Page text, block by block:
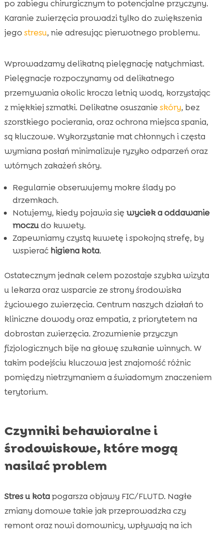
po zabiegu chirurgicznym to potencjalne przyczyny.
Karanie zwierzęcia prowadzi tylko do zwiększenia
jego stresu, nie adresując pierwotnego problemu.
Wprowadzamy delikatną pielęgnację natychmiast.
Pielęgnacje rozpoczynamy od delikatnego
przemywania okolic krocza letnią wodą, korzystając
z miękkiej szmatki. Delikatne osuszanie skóry, bez
szorstkiego pocierania, oraz ochrona miejsca spania,
są kluczowe. Wykorzystanie mat chłonnych i częsta
wymiana posłań minimalizuje ryzyko odparzeń oraz
wtórnych zakażeń skóry.
Regularnie obserwujemy mokre ślady po
drzemkach.
Notujemy, kiedy pojawia się wyciek a oddawanie
moczudo kuwety.
Zapewniamy czystą kuwetę i spokojną strefę, by
wspierać higiena kota.
Ostatecznym jednak celem pozostaje szybka wizyta
u lekarza oraz wsparcie ze strony środowiska
życiowego zwierzęcia. Centrum naszych działań to
kliniczne dowody oraz empatia, z priorytetem na
dobrostan zwierzęcia. Zrozumienie przyczyn
fizjologicznych bije na głowę szukanie winnych. W
takim podejściu kluczowa jest znajomość różnic
pomiędzy nietrzymaniem a świadomym znaczeniem
terytorium.
Czynniki behawioralne i
środowiskowe, które mogą
nasilać problem
Stres u kotapogarsza objawy FIC/FLUTD. Nagłe
zmiany domowe takie jak przeprowadzka czy
remont oraz nowi domownicy, wpływają na ich